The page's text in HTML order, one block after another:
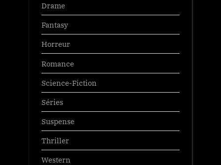
Drame
Fantasy
Horreur
Romance
Science-Fiction
Séries
Suspense
Thriller
Western